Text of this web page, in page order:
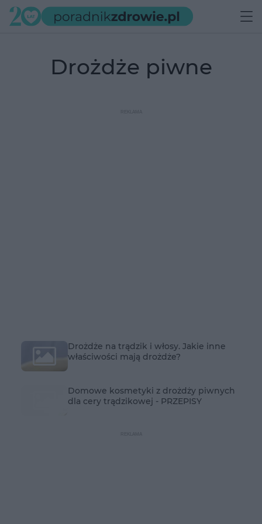
drożdże piwne
Drożdże na trądzik i włosy. Jakie inne
właściwości mają drożdże?
Domowe kosmetyki z drożdży piwnych
dla cery trądzikowej - PRZEPISY